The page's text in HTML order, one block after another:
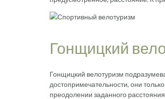
Гонщицкий
Гонщицкий велотуризм
достопримечательности, они
преодолении заданного